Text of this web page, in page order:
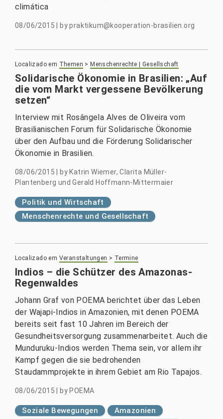
climática
08/06/2015 bypraktikum@kooperation-brasilien.org
Localizado em Themen > Menschenrechte | Gesellschaft
Solidarische Ökonomie in Brasilien: „Auf
die vom Markt vergessene Bevölkerung
setzen“
Interview mit Rosângela Alves de Oliveira vom
Brasilianischen Forum für Solidarische Ökonomie
über den Aufbau und die Förderung Solidarischer
Ökonomie in Brasilien.
08/06/2015 by Katrin Wiemer, Clarita Müller-
Plantenberg und Gerald Hoffmann-Mittermaier
Politik und Wirtschaft
Menschenrechte und Gesellschaft
Localizado em Veranstaltungen > Termine
Indios – die Schützer des Amazonas-
Regenwaldes
Johann Graf von POEMA berichtet über das Leben
der Wajapi-Indios in Amazonien, mit denen POEMA
bereits seit fast 10 Jahren im Bereich der
Gesundheitsversorgung zusammenarbeitet. Auch die
Munduruku-Indios werden Thema sein, vor allem ihr
Kampf gegen die sie bedrohenden
Staudammprojekte in ihrem Gebiet am Rio Tapajos.
08/06/2015 by POEMA
Soziale Bewegungen
Amazonien